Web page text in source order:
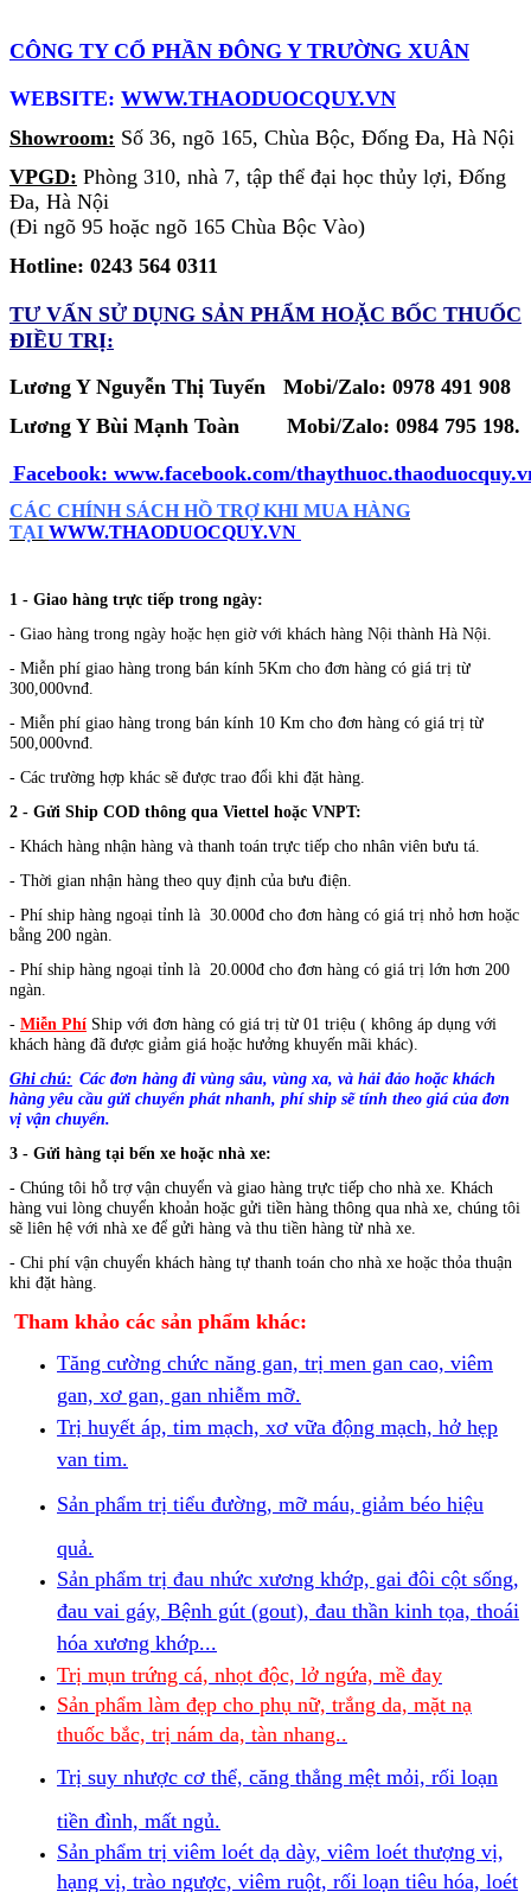
CÔNG TY CỔ PHẦN ĐÔNG Y TRƯỜNG XUÂN
WEBSITE: WWW.THAODUOCQUY.VN
Showroom: Số 36, ngõ 165, Chùa Bộc, Đống Đa, Hà Nội
VPGD: Phòng 310, nhà 7, tập thể đại học thủy lợi, Đống
Đa, Hà Nội
(Đi ngõ 95 hoặc ngõ 165 Chùa Bộc Vào)
Hotline: 0243 564 0311
TƯ VẤN SỬ DỤNG SẢN PHẨM HOẶC BỐC THUỐC
ĐIỀU TRỊ:
Lương Y Nguyễn Thị Tuyển Mobi/Zalo: 0978 491 908
Lương Y Bùi Mạnh Toàn Mobi/Zalo: 0984 795 198.
Facebook: www.facebook.com/
CÁC CHÍNH SÁCH HỒ TRỢ KHI MUA HÀNG
TẠI WWW.THAODUOCQUY.VN
1 - Giao hàng trực tiếp trong ngày:
- Giao hàng trong ngày hoặc hẹn giờ với khách hàng Nội thành Hà Nội.
- Miễn phí giao hàng trong bán kính 5Km cho đơn hàng có giá trị từ
300,000vnđ.
- Miễn phí giao hàng trong bán kính 10 Km cho đơn hàng có giá trị từ
500,000vnđ.
- Các trường hợp khác sẽ được trao đổi khi đặt hàng.
2 - Gửi Ship COD thông qua Viettel hoặc VNPT:
- Khách hàng nhận hàng và thanh toán trực tiếp cho nhân viên bưu tá.
- Thời gian nhận hàng theo quy định của bưu điện.
- Phí ship hàng ngoại tỉnh là 30.000đ cho đơn hàng có giá trị nhỏ hơn hoặc
bằng 200 ngàn.
- Phí ship hàng ngoại tỉnh là 20.000đ cho đơn hàng có giá trị lớn hơn 200
ngàn.
- Miễn Phí Ship với đơn hàng có giá trị từ 01 triệu ( không áp dụng với
khách hàng đã được giảm giá hoặc hưởng khuyến mãi khác).
Ghi chú: Các đơn hàng đi vùng sâu, vùng xa, và hải đảo hoặc khách
hàng yêu cầu gửi chuyển phát nhanh, phí ship sẽ tính theo giá của đơn
vị vận chuyển.
3 - Gửi hàng tại bến xe hoặc nhà xe:
- Chúng tôi hỗ trợ vận chuyển và giao hàng trực tiếp cho nhà xe. Khách
hàng vui lòng chuyển khoản hoặc gửi tiền hàng thông qua nhà xe, chúng tôi
sẽ liên hệ với nhà xe để gửi hàng và thu tiền hàng từ nhà xe.
- Chi phí vận chuyển khách hàng tự thanh toán cho nhà xe hoặc thỏa thuận
khi đặt hàng.
Tham khảo các sản phẩm khác:
Tăng cường chức năng gan, trị men gan cao, viêm
gan, xơ gan, gan nhiễm mỡ.
Trị huyết áp, tim mạch, xơ vữa động mạch, hở hẹp
van tim.
Sản phẩm trị tiểu đường, mỡ máu, giảm béo hiệu
quả.
Sản phẩm trị đau nhức xương khớp, gai đôi cột sống,
đau vai gáy, Bệnh gút (gout), đau thần kinh tọa, thoái
hóa xương khớp...
Trị mụn trứng cá, nhọt độc, lở ngứa, mề đay
Sản phẩm làm đẹp cho phụ nữ, trắng da, mặt nạ
thuốc bắc, trị nám da, tàn nhang..
Trị suy nhược cơ thể, căng thẳng mệt mỏi, rối loạn
tiền đình, mất ngủ.
Sản phẩm trị viêm loét dạ dày, viêm loét thượng vị,
hạng vị, trào ngược, viêm ruột, rối loạn tiêu hóa, loét